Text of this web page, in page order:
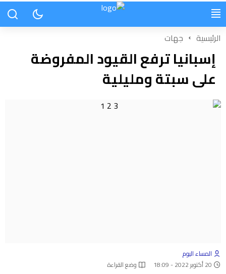
الرئيسية جهات
إسبانيا ترفع القيود المفروضة
على سبتة ومليلية
المساء اليوم
20 أكتوبر 2022 - 18:09
وضع القراءة